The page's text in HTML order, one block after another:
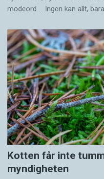
modeord … Ingen kan allt,
Kotten får inte
myndigheten